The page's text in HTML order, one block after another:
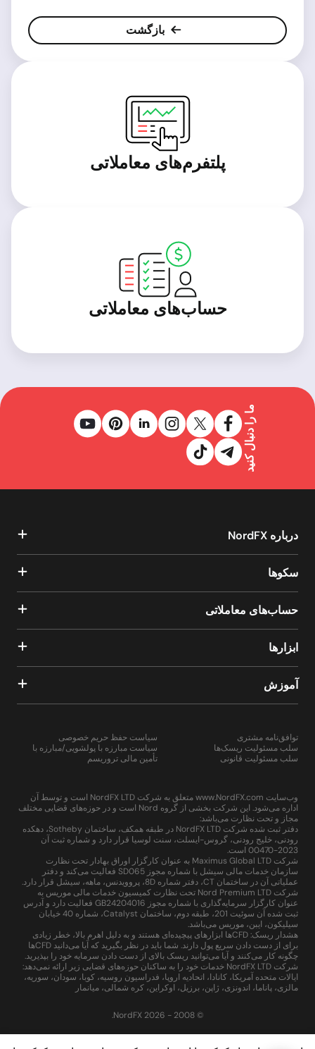
بازگشت
پلتفرم‌های معاملاتی
حساب‌های معاملاتی
ما را دنبال کنید
درباره NordFX
سکوها
حساب‌های معاملاتی
ابزارها
آموزش
توافق‌نامه مشتری
سلب مسئولیت ریسک‌ها
سلب مسئولیت قانونی
سیاست حفظ حریم خصوصی
سیاست مبارزه با پولشویی/مبارزه با
تأمین مالی تروریسم
وب‌سایت www.NordFX.com متعلق به شرکت NordFX LTD است و توسط آن
اداره می‌شود. این شرکت بخشی از گروه Nord است و در حوزه‌های قضایی مختلف
مجاز و تحت نظارت می‌باشد:
دفتر ثبت شده شرکت NordFX LTD در طبقه همکف، ساختمان Sotheby، دهکده
رودنی، خلیج رودنی، گروس-ایسلت، سنت لوسیا قرار دارد و شماره ثبت آن
2023-00470 است.
شرکت Maximus Global LTD به عنوان کارگزار اوراق بهادار تحت نظارت
سازمان خدمات مالی سیشل با شماره مجوز SD065 فعالیت می‌کند و دفتر
عملیاتی آن در ساختمان CT، دفتر شماره 8D، پروویدنس، ماهه، سیشل قرار دارد.
شرکت Nord Premium LTD تحت نظارت کمیسیون خدمات مالی موریس به
عنوان کارگزار سرمایه‌گذاری با شماره مجوز GB24204016 فعالیت دارد و آدرس
ثبت شده آن سوئیت 201، طبقه دوم، ساختمان Catalyst، شماره 40 خیابان
سیلیکون، ایبن، موریس می‌باشد.
هشدار ریسک: CFDها ابزارهای پیچیده‌ای هستند و به دلیل اهرم بالا، خطر زیادی
برای از دست دادن سریع پول دارند. شما باید در نظر بگیرید که آیا می‌دانید CFDها
چگونه کار می‌کنند و آیا می‌توانید ریسک بالای از دست دادن سرمایه خود را بپذیرید.
شرکت NordFX LTD خدمات خود را به ساکنان حوزه‌های قضایی زیر ارائه نمی‌دهد:
ایالات متحده آمریکا، کانادا، اتحادیه اروپا، فدراسیون روسیه، کوبا، سودان، سوریه،
مالزی، پاناما، اندونزی، ژاپن، برزیل، اوکراین، کره شمالی، میانمار
© 2008 - 2026 NordFX.